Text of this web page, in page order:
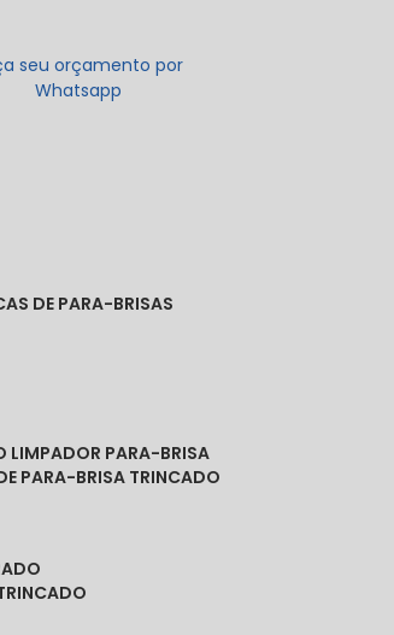
seu orçamento por
Whatsapp
DE PARA-BRISAS
LIMPADOR PARA-BRISA
DE PARA-BRISA TRINCADO